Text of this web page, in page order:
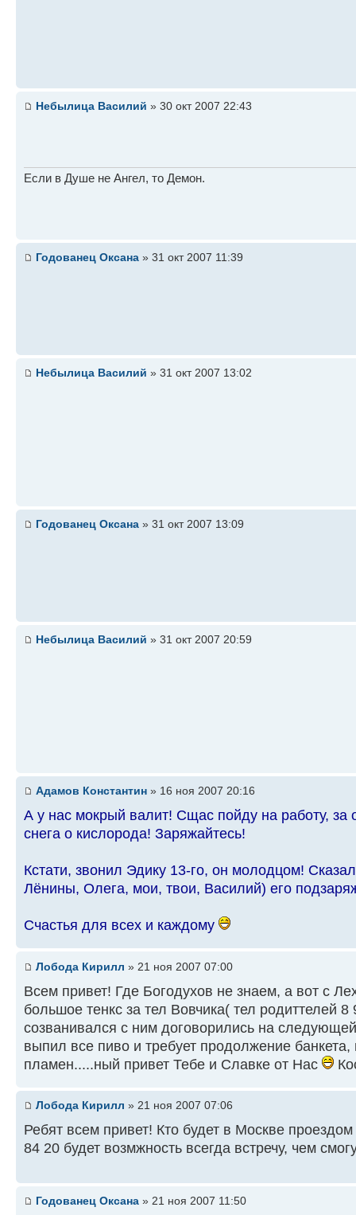
Небылица Василий » 30 окт 2007 22:43
Если в Душе не Ангел, то Демон.
Годованец Оксана » 31 окт 2007 11:39
Небылица Василий » 31 окт 2007 13:02
Годованец Оксана » 31 окт 2007 13:09
Небылица Василий » 31 окт 2007 20:59
Адамов Константин » 16 ноя 2007 20:16
А у нас мокрый валит! Сщас пойду на работу, за
снега о кислорода! Заряжайтесь!
Кстати, звонил Эдику 13-го, он молодцом!
Лёнины, Олега, мои, твои, Василий) его
Счастья для всех и каждому
Лобода Кирилл » 21 ноя 2007 07:00
Всем привет! Где Богодухов не знаем, а вот с
большое тенкс за тел Вовчика( тел родиттелей
созванивался с ним договорились на
выпил все пиво и требует продолжение
пламен.....ный привет Тебе и Славке от Нас
Лобода Кирилл » 21 ноя 2007 07:06
Ребят всем привет! Кто будет в Москве
84 20 будет возмжность всегда встречу, чем
Годованец Оксана » 21 ноя 2007 11:50